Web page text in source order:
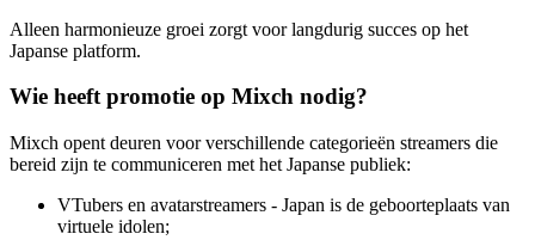
Alleen harmonieuze groei zorgt voor langdurig succes op het
Japanse platform.
Wie heeft promotie op Mixch nodig?
Mixch opent deuren voor verschillende categorieën streamers die
bereid zijn te communiceren met het Japanse publiek:
VTubers en avatarstreamers - Japan is de geboorteplaats van
virtuele idolen;